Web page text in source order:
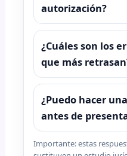
autorización?
¿Cuáles son los
que más
¿Puedo hacer
antes de
Importante: estas